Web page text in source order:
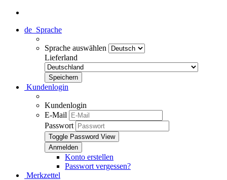
de Sprache
Sprache auswählen
Lieferland
Kundenlogin
Kundenlogin
E-Mail
Passwort
Toggle Password View
Konto erstellen
Passwort vergessen?
Merkzettel